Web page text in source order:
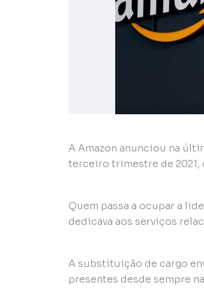
A Amazon anunciou na
terceiro trimestre de 2021,
Quem passa a ocupar a
dedicava aos serviços
A substituição de cargo
presentes desde sempre